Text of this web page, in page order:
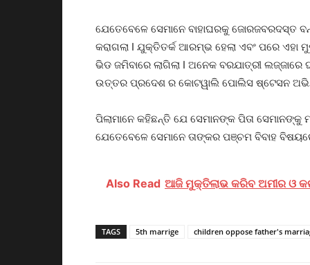
ଯେତେବେଳେ ସେମାନେ ବାହାଘରକୁ ଜୋରଜବରଦସ୍ତ
କରାଗଲା I ଯୁକ୍ତିତର୍କ ଆରମ୍ଭ ହେଲା ଏବଂ ପରେ ଏହା
ଭିଡ ଜମିବାରେ ଲାଗିଲା I ଅନେକ ବରଯାତ୍ରୀ
ଉତ୍ତର ପ୍ରଦେଶ ର କୋଟୱାଲି ପୋଲିସ ଷ୍ଟେସନ
ପିଲାମାନେ କହିଛନ୍ତି ଯେ ସେମାନଙ୍କ ପିତା ସେମାନଙ୍କୁ
ଯେତେବେଳେ ସେମାନେ ତାଙ୍କର ପଞ୍ଚମ ବିବାହ
Also Read ଆଜି ମୁକ୍ତିଲାଭ କରିବ ଅମୀର ଓ
TAGS 5th marrige children oppose father's